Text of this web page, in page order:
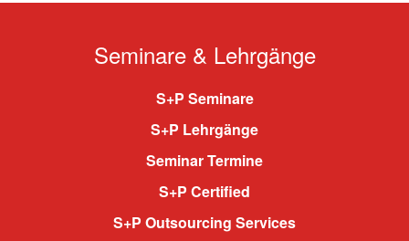
Seminare & Lehrgänge
S+P Seminare
S+P Lehrgänge
Seminar Termine
S+P Certified
S+P Outsourcing Services